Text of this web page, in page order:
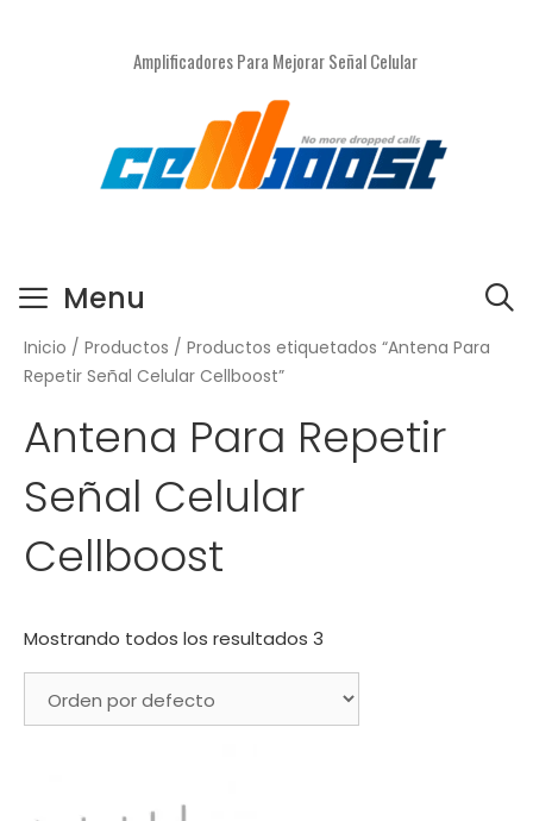
Amplificadores Para Mejorar Señal Celular
Menu
Inicio / Productos / Productos etiquetados “Antena Para
Repetir Señal Celular Cellboost”
Antena Para Repetir
Señal Celular
Cellboost
Mostrando todos los resultados 3